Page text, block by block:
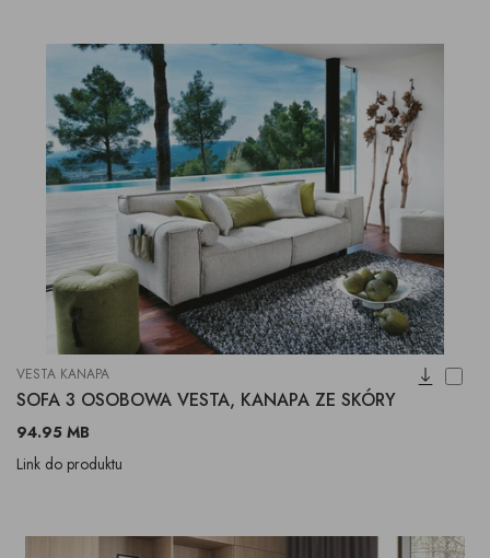
VESTA KANAPA
SOFA 3 OSOBOWA VESTA, KANAPA ZE SKÓRY
94.95 MB
Link do produktu